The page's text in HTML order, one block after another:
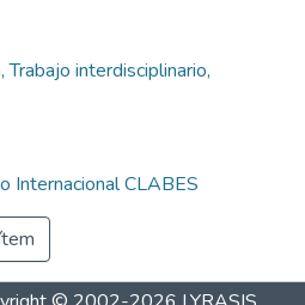
interdisciplinario,
Internacional CLABES